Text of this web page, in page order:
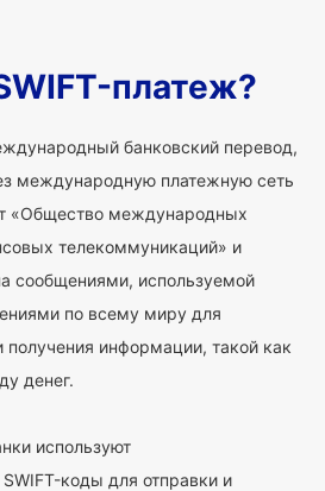
платеж?
банковский перевод,
международную платежную сеть
«Общество международных
телекоммуникаций» и
сообщениями, используемой
по всему миру для
получения информации, такой как
денег.
используют
коды для отправки и